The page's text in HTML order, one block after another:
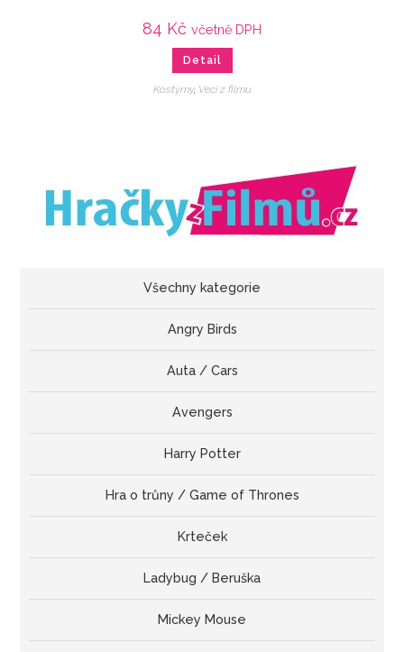
84 Kč včetně DPH
Detail
Kostýmy, Veci z filmu
Všechny kategorie
Angry Birds
Auta / Cars
Avengers
Harry Potter
Hra o trůny / Game of Thrones
Krteček
Ladybug / Beruška
Mickey Mouse